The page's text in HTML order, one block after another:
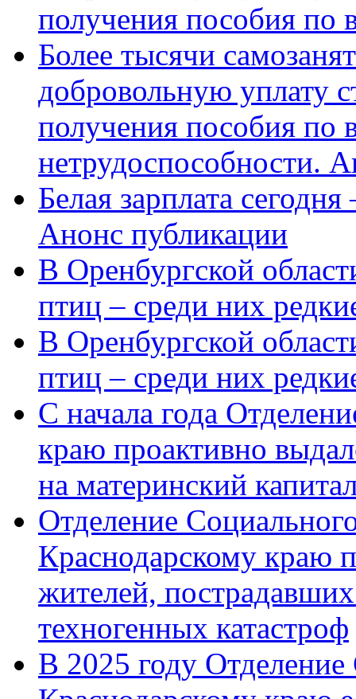
получения пособия по
Более тысячи
добровольную уплату
получения пособия по
нетрудоспособности.
Белая зарплата
Анонс публикации
В Оренбургской
птиц – среди них
В Оренбургской
птиц – среди них
С начала года
краю проактивно
на материнский
Отделение
Краснодарскому краю
жителей,
техногенных катастроф
В 2025 году